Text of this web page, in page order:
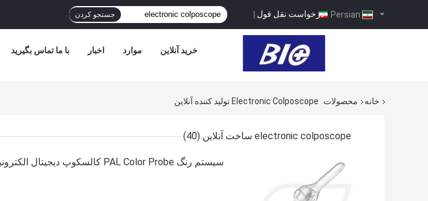
درخواست نقل قول | جستجو کردن
با ما تماس بگیرید اخبار موارد خرید آنلاین
خانه محصولات Electronic Colposcope تولید کننده آنلاین
electronic colposcope ساخت آنلاین (40)
سیستم رنگ PAL Color Probe کالسکوپ دیجیتال الکترونیک دیجیتال با باتری AAA